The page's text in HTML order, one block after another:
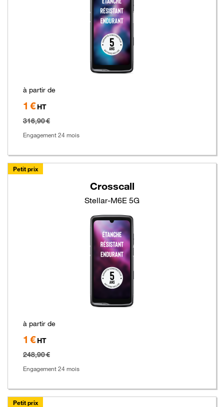
à partir de
1 € HT
316,90 €
Engagement 24 mois
Petit prix
Crosscall
Stellar-M6E 5G
à partir de
1 € HT
248,90 €
Engagement 24 mois
Petit prix